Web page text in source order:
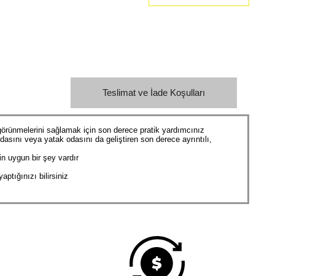
Teslimat ve İade Koşulları
sağlamak için son derece pratik yardımcınız
veya yatak odasını da geliştiren son derece ayrıntılı,
uygun bir şey vardır
bilirsiniz